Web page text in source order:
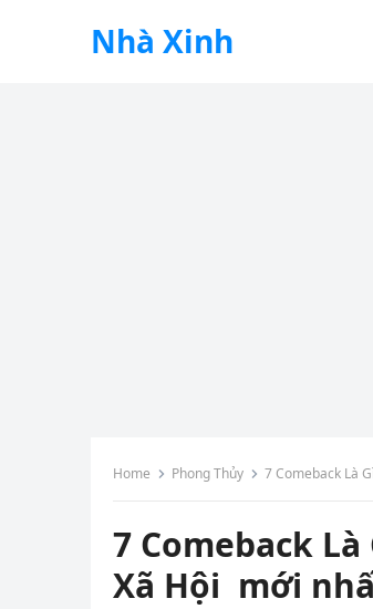
Nhà Xinh
Home Phong Thủy 7 Comeback Là
7 Comeback
Xã Hội mới